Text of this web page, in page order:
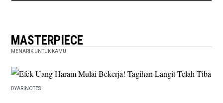
MASTERPIECE
MENARIK UNTUK KAMU
DYARINOTES